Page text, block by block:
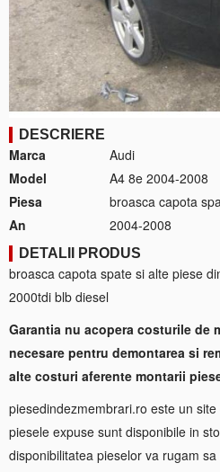
DESCRIERE
Marca
Audi
Model
A4 8e 2004-2008
Piesa
broasca capota
An
2004-2008
DETALII PRODUS
broasca capota spate si alte piese
2000tdi blb diesel
Garantia nu acopera costurile de
necesare pentru demontarea si
alte costuri aferente montarii
piesedindezmembrari.ro este un
piesele expuse sunt disponibile in
disponibilitatea pieselor va rugam